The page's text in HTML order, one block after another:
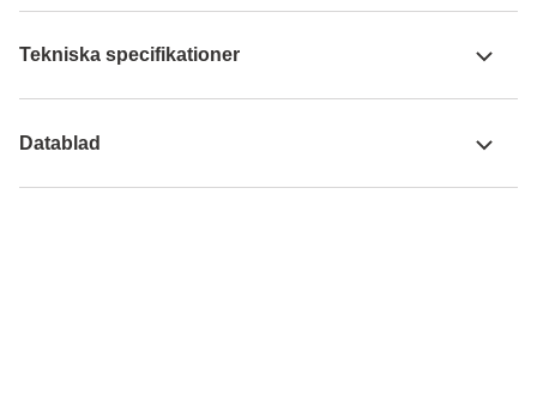
Tekniska specifikationer
Datablad